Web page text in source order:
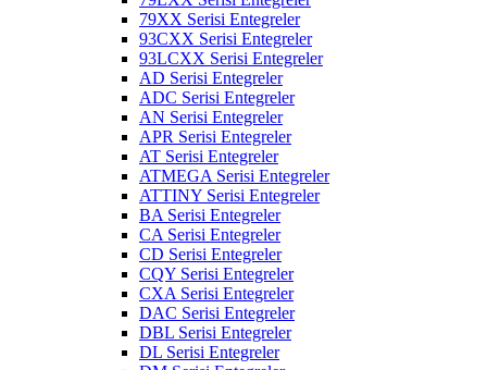
79XX Serisi Entegreler
93CXX Serisi Entegreler
93LCXX Serisi Entegreler
AD Serisi Entegreler
ADC Serisi Entegreler
AN Serisi Entegreler
APR Serisi Entegreler
AT Serisi Entegreler
ATMEGA Serisi Entegreler
ATTINY Serisi Entegreler
BA Serisi Entegreler
CA Serisi Entegreler
CD Serisi Entegreler
CQY Serisi Entegreler
CXA Serisi Entegreler
DAC Serisi Entegreler
DBL Serisi Entegreler
DL Serisi Entegreler